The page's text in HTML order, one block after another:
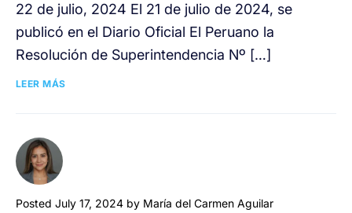
22 de julio, 2024 El 21 de julio de 2024, se
publicó en el Diario Oficial El Peruano la
Resolución de Superintendencia Nº […]
LEER MÁS
Posted July 17, 2024 by María del Carmen Aguilar